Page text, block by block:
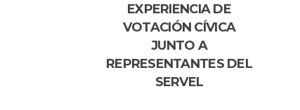
EXPERIENCIA DE
VOTACIÓN CÍVICA
JUNTO A
REPRESENTANTES DEL
SERVEL